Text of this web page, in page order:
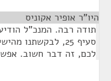
היו"ר אופיר אקוניס
תודה רבה. המנכ"ל
סעיף 25, לבקשתנו
לכם, זה דבר חשוב.